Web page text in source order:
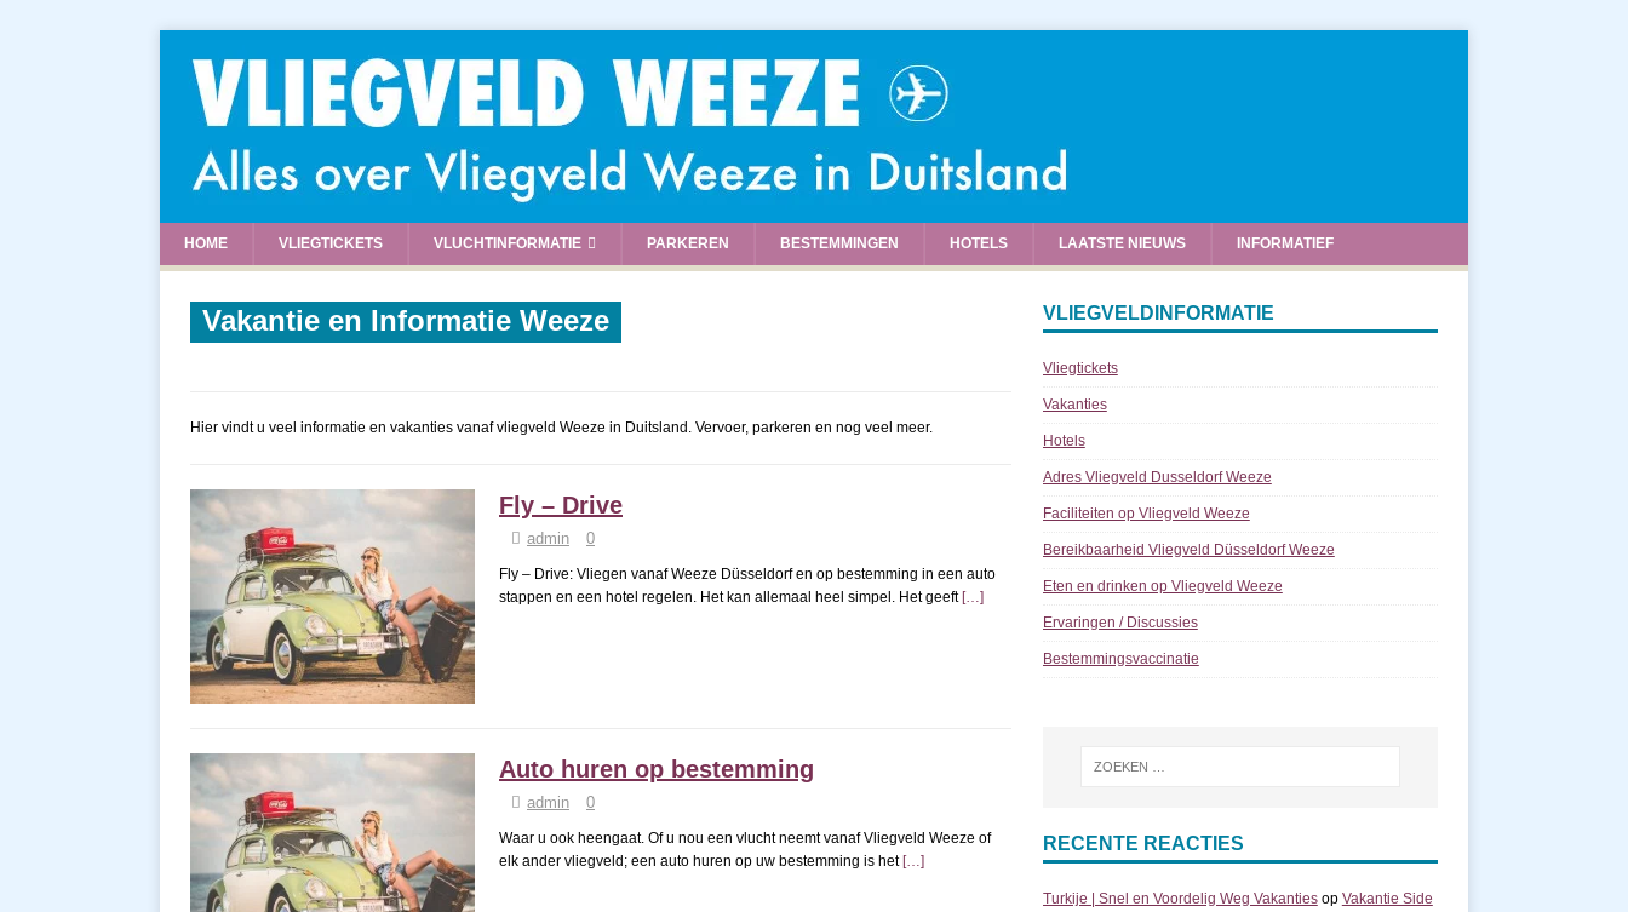
HOME VLIEGTICKETS VLUCHTINFORMATIE PARKEREN BESTEMMINGEN HOTELS LAATSTE NIEUWS INFORMATIEF
Vakantie en Informatie Weeze
Hier vindt u veel informatie en vakanties vanaf vliegveld Weeze in Duitsland. Vervoer, parkeren en nog veel meer.
Fly – Drive
admin 0
Fly – Drive: Vliegen vanaf Weeze Düsseldorf en op bestemming in een auto
stappen en een hotel regelen. Het kan allemaal heel simpel. Het geeft […]
Auto huren op bestemming
admin 0
Waar u ook heengaat. Of u nou een vlucht neemt vanaf Vliegveld Weeze of
elk ander vliegveld; een auto huren op uw bestemming is het[…]
VLIEGVELDINFORMATIE
Vliegtickets
Vakanties
Hotels
Adres Vliegveld Dusseldorf Weeze
Faciliteiten op Vliegveld Weeze
Bereikbaarheid Vliegveld Düsseldorf Weeze
Eten en drinken op Vliegveld Weeze
Ervaringen / Discussies
Bestemmingsvaccinatie
RECENTE REACTIES
Turkije | Snel en Voordelig Weg Vakantiesop Vakantie Side